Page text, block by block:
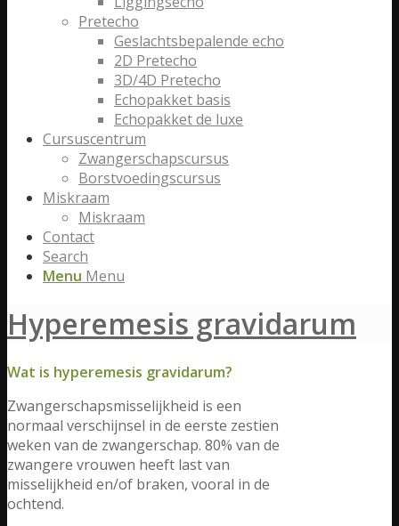
Pretecho
Geslachtsbepalende echo
2D Pretecho
3D/4D Pretecho
Echopakket basis
Echopakket de luxe
Cursuscentrum
Zwangerschapscursus
Borstvoedingscursus
Miskraam
Miskraam
Contact
Search
Menu Menu
Hyperemesis gravidarum
Wat is hyperemesis gravidarum?
Zwangerschapsmisselijkheid is een
normaal verschijnsel in de eerste zestien
weken van de zwangerschap. 80% van de
zwangere vrouwen heeft last van
misselijkheid en/of braken, vooral in de
ochtend.